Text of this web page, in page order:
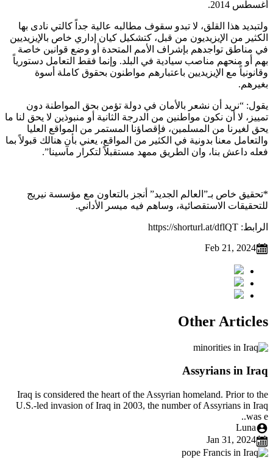
أغسطس 2014.
ولتبديد هذا القلق، لا تبدو سقوف مطالبه عالية جداً كالتي نادى بها
الكثير من الإيزيديون من قبل، كتشكيل كيان إداري خاص بالإيزيديين
في مناطق تواجدهم بإشراف الأمم المتحدة أو وضع قوانين خاصة
بهم أو منحهم مناصب سيادية في البلد. وإنما فقط التعامل دستورياً
وقانونياً مع الإيزيديين باعتبارهم مواطنون بحقوق كاملة أسوة
بغيرهم.
يقول: “نريد أن نشعر بالأمان في دولة تؤمن بحق المواطنة دون
تمييز، لا أن نكون مواطنين من الدرجة الثانية أو منبوذين لا يحق لنا ما
يحق لغيرنا من المسلمين، فإقصاؤنا المستمر من المواقع العليا
والتعامل معنا بدونية في الكثير من المواقع، يعني بأن هنالك قبولاً بما
فعله داعش بنا، وان الطريق ممهد مستقبلاً لتكرار مآسينا”.
*تحقيق خاص بـ”العالم الجديد” أنجز بالتعاون مع مؤسسة نيريج
للتحقيقات الاستقصائية، وساهم فيه ميسر الأداني.
الرابط: https://shorturl.at/dflQT
Feb 21, 2024
Other Articles
Assyrians in Iraq
Iraq is considered the heart of the Assyrian homeland. Prior to the
U.S.-led invasion of Iraq in 2003, the number of Assyrians in Iraq
was e..
Luna
Jan 31, 2024